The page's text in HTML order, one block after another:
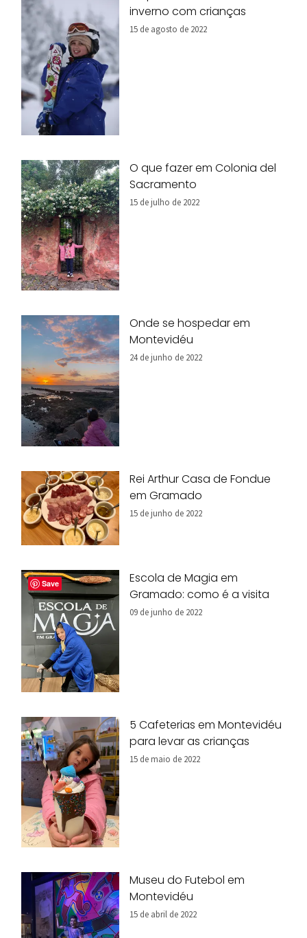
inverno com crianças
15 de agosto de 2022
O que fazer em Colonia del
Sacramento
15 de julho de 2022
Onde se hospedar em
Montevidéu
24 de junho de 2022
Rei Arthur Casa de Fondue
em Gramado
15 de junho de 2022
Escola de Magia em
Gramado: como é a visita
09 de junho de 2022
5 Cafeterias em Montevidéu
para levar as crianças
15 de maio de 2022
Museu do Futebol em
Montevidéu
15 de abril de 2022
Save